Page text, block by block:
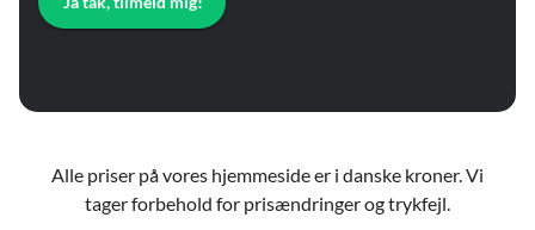
Alle priser på vores hjemmeside er i danske kroner. Vi
tager forbehold for prisændringer og trykfejl.